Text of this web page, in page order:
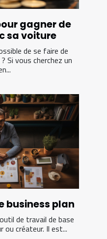
gagner de
sa voiture
de se faire de
Si vous cherchez un
business plan
de travail de base
créateur. Il est...